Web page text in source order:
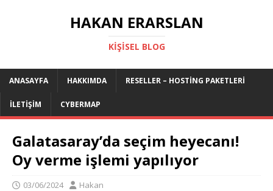
HAKAN ERARSLAN
KIŞISEL BLOG
ANASAYFA HAKKIMDA RESELLER – HOSTING PAKETLERI
İLETIŞIM CYBERMAP
Galatasaray’da seçim heyecanı!
Oy verme işlemi yapılıyor
03/06/2024 Hakan